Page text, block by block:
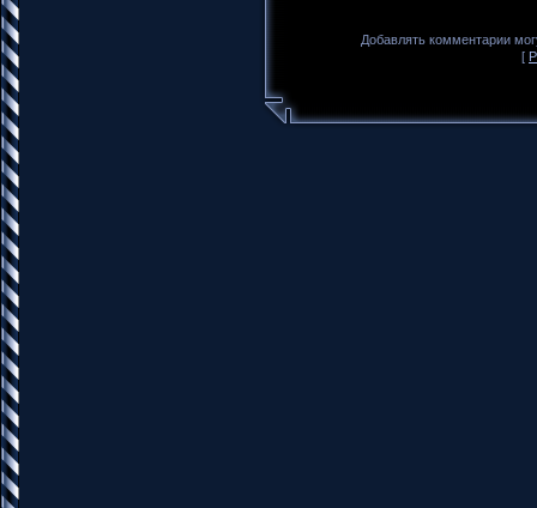
Добавлять комментарии
[